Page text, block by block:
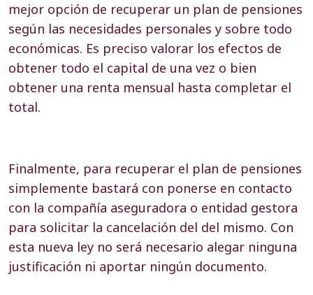
mejor opción de recuperar un plan de pensiones
según las necesidades personales y sobre todo
económicas. Es preciso valorar los efectos de
obtener todo el capital de una vez o bien
obtener una renta mensual hasta completar el
total.
Finalmente, para recuperar el plan de pensiones
simplemente bastará con ponerse en contacto
con la compañía aseguradora o entidad gestora
para solicitar la cancelación del del mismo. Con
esta nueva ley no será necesario alegar ninguna
justificación ni aportar ningún documento.